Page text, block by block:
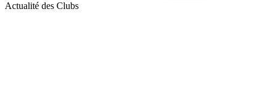
Actualité des Clubs